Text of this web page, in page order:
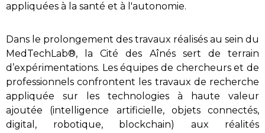
appliquées à la santé et à l'autonomie.
Dans le prolongement des travaux réalisés au sein du
MedTechLab®, la Cité des Aînés sert de terrain
d’expérimentations. Les équipes de chercheurs et de
professionnels confrontent les travaux de recherche
appliquée sur les technologies à haute valeur
ajoutée (intelligence artificielle, objets connectés,
digital, robotique, blockchain) aux réalités